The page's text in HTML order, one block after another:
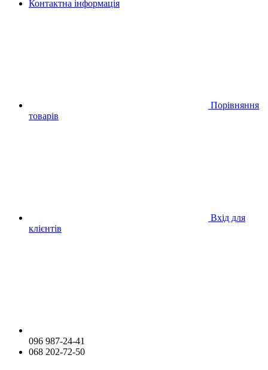
Контактна інформація
Порівняння
товарів
Вхід для
клієнтів
096 987-24-41
068 202-72-50